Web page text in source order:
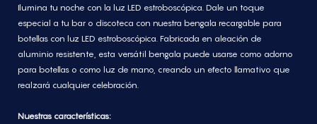
Ilumina tu noche con la luz LED estroboscópica. Dale un toque
especial a tu bar o discoteca con nuestra bengala recargable para
botellas con luz LED estroboscópica. Fabricada en aleación de
aluminio resistente, esta versátil bengala puede usarse como adorno
para botellas o como luz de mano, creando un efecto llamativo que
realzará cualquier celebración.
Nuestras características: